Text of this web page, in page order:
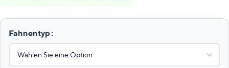
Fahnentyp